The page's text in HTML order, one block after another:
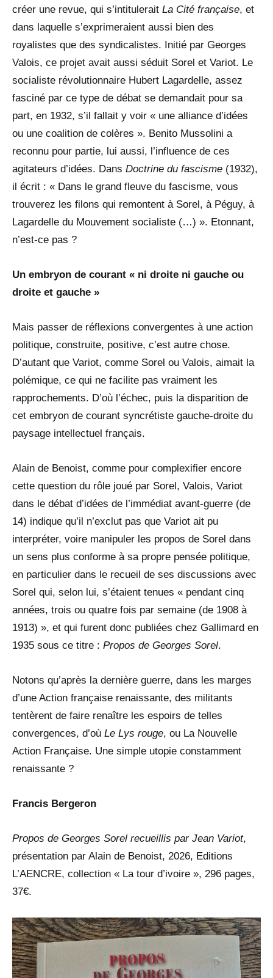
créer une revue, qui s’intitulerait La Cité française, et
dans laquelle s’exprimeraient aussi bien des
royalistes que des syndicalistes. Initié par Georges
Valois, ce projet avait aussi séduit Sorel et Variot. Le
socialiste révolutionnaire Hubert Lagardelle, assez
fasciné par ce type de débat se demandait pour sa
part, en 1932, s’il fallait y voir « une alliance d’idées
ou une coalition de colères ». Benito Mussolini a
reconnu pour partie, lui aussi, l’influence de ces
agitateurs d’idées. Dans Doctrine du fascisme (1932),
il écrit : « Dans le grand fleuve du fascisme, vous
trouverez les filons qui remontent à Sorel, à Péguy, à
Lagardelle du Mouvement socialiste (…) ». Etonnant,
n’est-ce pas ?
Un embryon de courant « ni droite ni gauche ou
droite et gauche »
Mais passer de réflexions convergentes à une action
politique, construite, positive, c’est autre chose.
D’autant que Variot, comme Sorel ou Valois, aimait la
polémique, ce qui ne facilite pas vraiment les
rapprochements. D’où l’échec, puis la disparition de
cet embryon de courant syncrétiste gauche-droite du
paysage intellectuel français.
Alain de Benoist, comme pour complexifier encore
cette question du rôle joué par Sorel, Valois, Variot
dans le débat d’idées de l’immédiat avant-guerre (de
14) indique qu’il n’exclut pas que Variot ait pu
interpréter, voire manipuler les propos de Sorel dans
un sens plus conforme à sa propre pensée politique,
en particulier dans le recueil de ses discussions avec
Sorel qui, selon lui, s’étaient tenues « pendant cinq
années, trois ou quatre fois par semaine (de 1908 à
1913) », et qui furent donc publiées chez Gallimard en
1935 sous ce titre : Propos de Georges Sorel.
Notons qu’après la dernière guerre, dans les marges
d’une Action française renaissante, des militants
tentèrent de faire renaître les espoirs de telles
convergences, d’où Le Lys rouge, ou La Nouvelle
Action Française. Une simple utopie constamment
renaissante ?
Francis Bergeron
Propos de Georges Sorel recueillis par Jean Variot,
présentation par Alain de Benoist, 2026, Editions
L’AENCRE, collection « La tour d’ivoire », 296 pages,
37€.